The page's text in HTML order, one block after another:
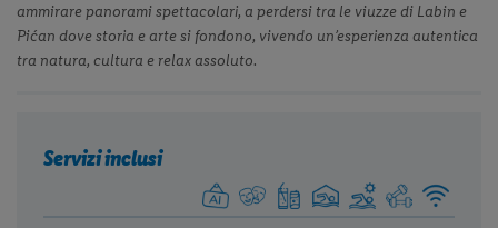
ammirare panorami spettacolari, a perdersi tra le viuzze di Labin e
Pićan dove storia e arte si fondono, vivendo un’esperienza autentica
tra natura, cultura e relax assoluto.
Servizi inclusi